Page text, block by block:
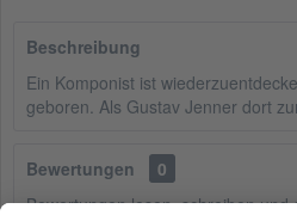
Beschreibung
Ein Komponist ist
geboren. Als Gustav Jenner dort
Bewertungen
0
Bewertungen lesen, schreiben und